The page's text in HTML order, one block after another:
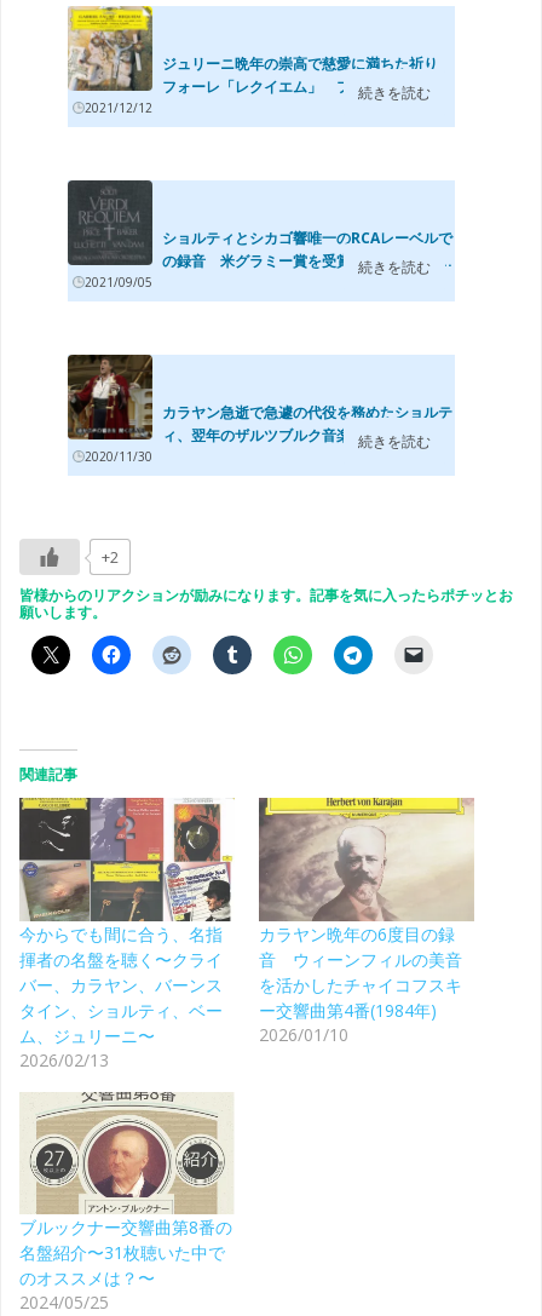
ジュリーニ晩年の崇高で慈愛に満ちた祈り
フォーレ「レクイエム」 フィルハーモ...
2021/12/12
続きを読む
ショルティとシカゴ響唯一のRCAレーベルで
の録音 米グラミー賞を受賞した、ヴェル...
2021/09/05
続きを読む
カラヤン急逝で急遽の代役を務めたショルテ
ィ、翌年のザルツブルク音楽祭1990での...
2020/11/30
続きを読む
+2
皆様からのリアクションが励みになります。記事を気に入ったらポチッとお
願いします。
関連記事
今からでも間に合う、名指
揮者の名盤を聴く〜クライ
バー、カラヤン、バーンス
タイン、ショルティ、ベー
ム、ジュリーニ〜
2026/02/13
カラヤン晩年の6度目の録
音 ウィーンフィルの美音
を活かしたチャイコフスキ
ー交響曲第4番(1984年)
2026/01/10
ブルックナー交響曲第8番の
名盤紹介〜31枚聴いた中で
のオススメは？〜
2024/05/25